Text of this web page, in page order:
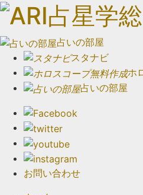
占いの部屋
スタナビ
ホ
占いの部屋
お問い合わせ